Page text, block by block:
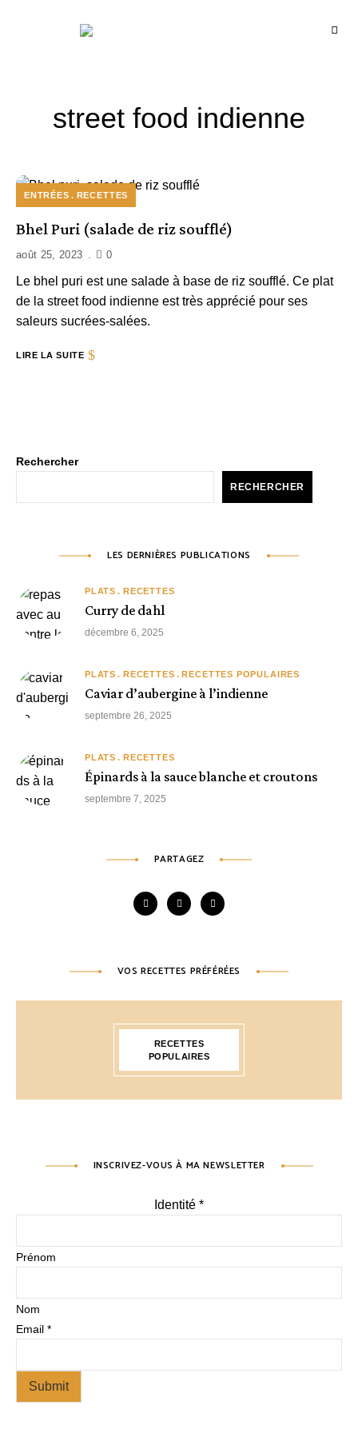
street food indienne
ENTRÉES RECETTES
Bhel Puri (salade de riz soufflé)
août 25, 2023 0
Le bhel puri est une salade à base de riz soufflé. Ce plat
de la street food indienne est très apprécié pour ses
saleurs sucrées-salées.
LIRE LA SUITE
Rechercher
RECHERCHER
LES DERNIÈRES PUBLICATIONS
PLATS RECETTES
Curry de dahl
décembre 6, 2025
PLATS RECETTES RECETTES POPULAIRES
Caviar d’aubergine à l’indienne
septembre 26, 2025
PLATS RECETTES
Épinards à la sauce blanche et croutons
septembre 7, 2025
PARTAGEZ
VOS RECETTES PRÉFÉRÉES
RECETTES
POPULAIRES
INSCRIVEZ-VOUS À MA NEWSLETTER
Identité *
Prénom
Nom
Email *
Submit